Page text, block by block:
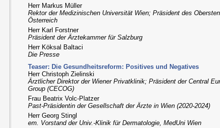
Herr Markus Müller
Rektor der Medizinischen Universität Wien; Präsident des
Österreich
Herr Karl Forstner
Präsident der Ärztekammer für Salzburg
Herr Köksal Baltaci
Die Presse
Teaser: Die Gesundheitsreform: Positives und Negatives
Herr Christoph Zielinski
Ärztlicher Direktor der Wiener Privatklinik; Präsident der Central
Group (CECOG)
Frau Beatrix Volc-Platzer
Past-Präsidentin der Gesellschaft der Ärzte in Wien (2020-2024)
Herr Georg Stingl
em. Vorstand der Univ.-Klinik für Dermatologie, MedUni Wien